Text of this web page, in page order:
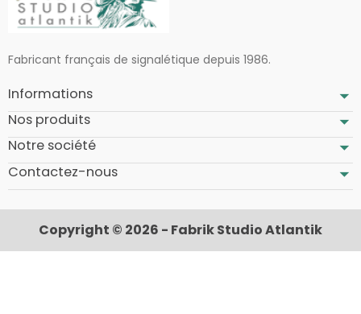
Fabricant français de signalétique depuis 1986.
Informations
Nos produits
Notre société
Contactez-nous
Copyright © 2026 - Fabrik Studio Atlantik